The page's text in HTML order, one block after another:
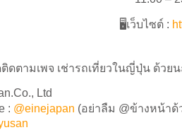
🖥เว็บไซต์ :
ดตามเพจ เช่ารถเที่ยวในญี่ปุ่น ด้วย
Ltd
: @einejapan (อย่าลืม @ข้างหน้าด้